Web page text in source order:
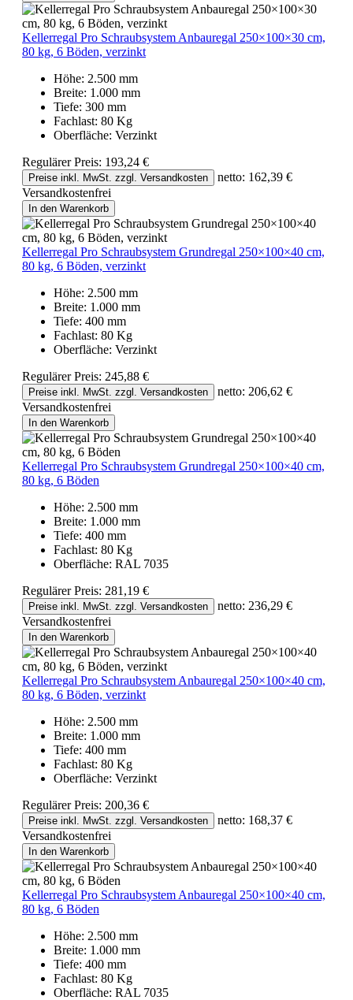
Kellerregal Pro Schraubsystem Anbauregal 250×100×30 cm,
80 kg, 6 Böden, verzinkt
Höhe: 2.500 mm
Breite: 1.000 mm
Tiefe: 300 mm
Fachlast: 80 Kg
Oberfläche: Verzinkt
Regulärer Preis: 193,24 €
Preise inkl. MwSt. zzgl. Versandkosten
netto: 162,39 €
Versandkostenfrei
In den Warenkorb
Kellerregal Pro Schraubsystem Grundregal 250×100×40 cm,
80 kg, 6 Böden, verzinkt
Höhe: 2.500 mm
Breite: 1.000 mm
Tiefe: 400 mm
Fachlast: 80 Kg
Oberfläche: Verzinkt
Regulärer Preis: 245,88 €
Preise inkl. MwSt. zzgl. Versandkosten
netto: 206,62 €
Versandkostenfrei
In den Warenkorb
Kellerregal Pro Schraubsystem Grundregal 250×100×40 cm,
80 kg, 6 Böden
Höhe: 2.500 mm
Breite: 1.000 mm
Tiefe: 400 mm
Fachlast: 80 Kg
Oberfläche: RAL 7035
Regulärer Preis: 281,19 €
Preise inkl. MwSt. zzgl. Versandkosten
netto: 236,29 €
Versandkostenfrei
In den Warenkorb
Kellerregal Pro Schraubsystem Anbauregal 250×100×40 cm,
80 kg, 6 Böden, verzinkt
Höhe: 2.500 mm
Breite: 1.000 mm
Tiefe: 400 mm
Fachlast: 80 Kg
Oberfläche: Verzinkt
Regulärer Preis: 200,36 €
Preise inkl. MwSt. zzgl. Versandkosten
netto: 168,37 €
Versandkostenfrei
In den Warenkorb
Kellerregal Pro Schraubsystem Anbauregal 250×100×40 cm,
80 kg, 6 Böden
Höhe: 2.500 mm
Breite: 1.000 mm
Tiefe: 400 mm
Fachlast: 80 Kg
Oberfläche: RAL 7035